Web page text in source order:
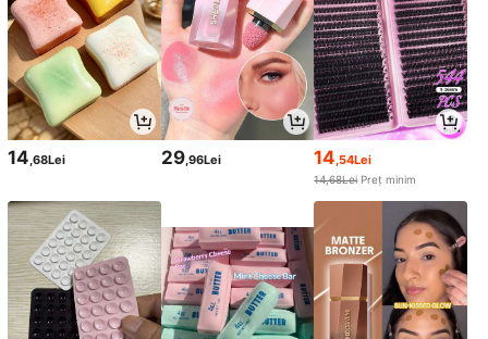
14,68Lei 29,96Lei 14,54Lei
14,68Lei Preț minim